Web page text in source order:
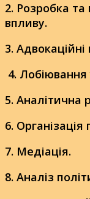
2. Розробка
впливу.
3. Адвокаційні
4.
5. Аналітична
6. Організація
7. Медіація.
8. Аналіз